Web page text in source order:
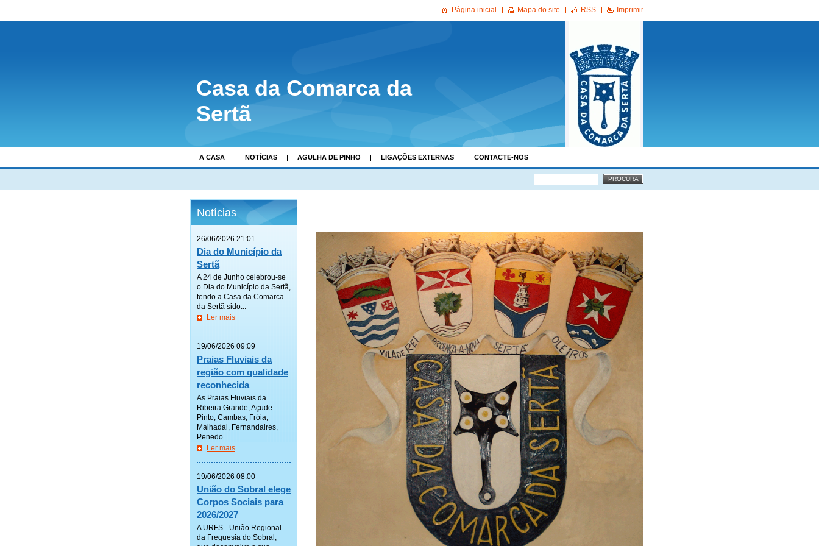
Casa da Comarca da
Sertã
A CASA NOTÍCIAS AGULHA DE PINHO LIGAÇÕES EXTERNAS CONTACTE-NOS
Notícias
26/06/2026 21:01
Dia do Município da
Sertã
A 24 de Junho celebrou-se
o Dia do Município da Sertã,
tendo a Casa da Comarca
da Sertã sido...
Ler mais
19/06/2026 09:09
Praias Fluviais da
região com qualidade
reconhecida
As Praias Fluviais da
Ribeira Grande, Açude
Pinto, Cambas, Fróia,
Malhadal, Fernandaires,
Penedo...
Ler mais
19/06/2026 08:00
União do Sobral elege
Corpos Sociais para
2026/2027
A URFS - União Regional
da Freguesia do Sobral,
Página inicial Mapa do site RSS Imprimir